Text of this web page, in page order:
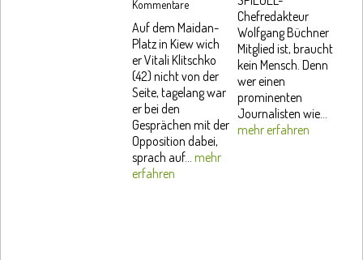
Kommentare
Auf dem Maidan-
Platz in Kiew wich
er Vitali Klitschko
(42) nicht von der
Seite, tagelang war
er bei den
Gesprächen mit der
Opposition dabei,
sprach auf... mehr
erfahren
Chefredakteur
Wolfgang Büchner
Mitglied ist, braucht
kein Mensch. Denn
wer einen
prominenten
Journalisten wie...
mehr erfahren